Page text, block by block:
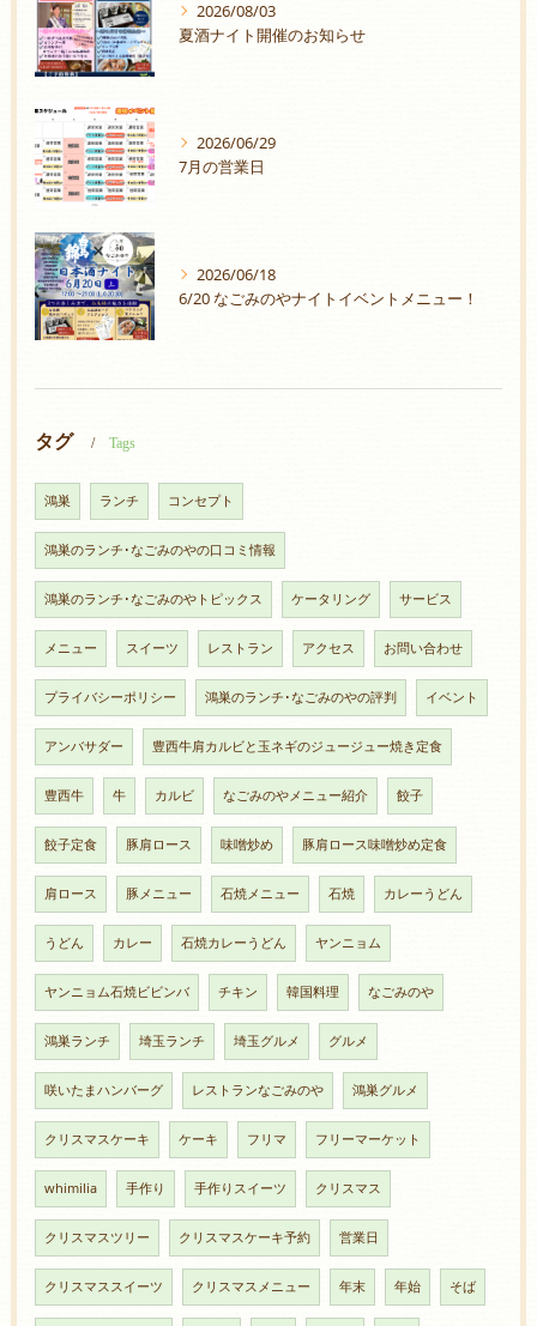
2026/08/03
夏酒ナイト開催のお知らせ
2026/06/29
7月の営業日
2026/06/18
6/20 なごみのやナイトイベントメニュー！
タグ Tags
鴻巣 ランチ コンセプト
鴻巣のランチ･なごみのやの口コミ情報
鴻巣のランチ･なごみのやトピックス ケータリング サービス
メニュー スイーツ レストラン アクセス お問い合わせ
プライバシーポリシー 鴻巣のランチ･なごみのやの評判 イベント
アンバサダー 豊西牛肩カルビと玉ネギのジュージュー焼き定食
豊西牛 牛 カルビ なごみのやメニュー紹介 餃子
餃子定食 豚肩ロース 味噌炒め 豚肩ロース味噌炒め定食
肩ロース 豚メニュー 石焼メニュー 石焼 カレーうどん
うどん カレー 石焼カレーうどん ヤンニョム
ヤンニョム石焼ビビンバ チキン 韓国料理 なごみのや
鴻巣ランチ 埼玉ランチ 埼玉グルメ グルメ
咲いたまハンバーグ レストランなごみのや 鴻巣グルメ
クリスマスケーキ ケーキ フリマ フリーマーケット
whimilia 手作り 手作りスイーツ クリスマス
クリスマスツリー クリスマスケーキ予約 営業日
クリスマススイーツ クリスマスメニュー 年末 年始 そば